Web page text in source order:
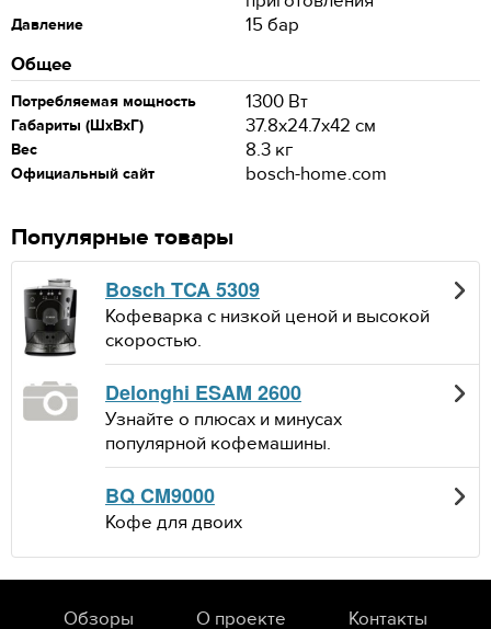
Давление
15 бар
Общее
Потребляемая мощность 1300 Вт
Габариты (ШхВхГ) 37.8х24.7х42 см
Вес 8.3 кг
Официальный сайт bosch-home.com
Популярные товары
Bosch TCA 5309
Кофеварка с низкой ценой и высокой
скоростью.
Delonghi ESAM 2600
Узнайте о плюсах и минусах
популярной кофемашины.
BQ CM9000
Кофе для двоих
Обзоры О проекте Контакты